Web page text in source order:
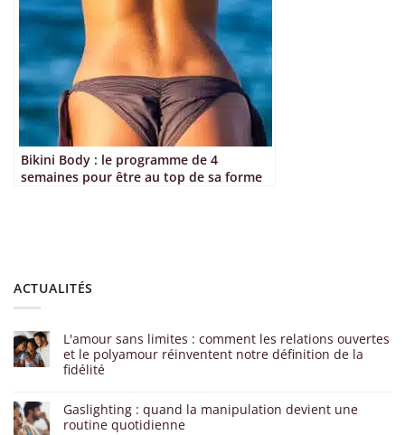
Bikini Body : le programme de 4
semaines pour être au top de sa forme
ACTUALITÉS
L'amour sans limites : comment les relations ouvertes
et le polyamour réinventent notre définition de la
fidélité
Gaslighting : quand la manipulation devient une
routine quotidienne